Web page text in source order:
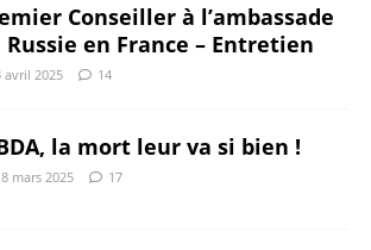
Conseiller à l’ambassade
Russie en France – Entretien
avril 2025 14
la mort leur va si bien !
mars 2025 17